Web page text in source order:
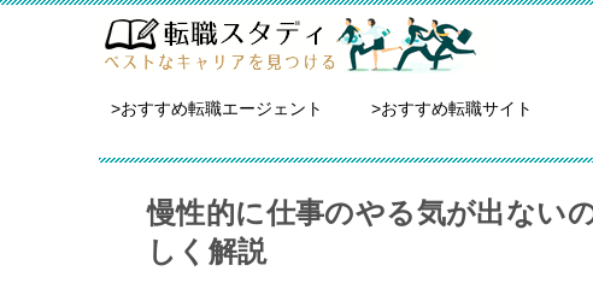
>おすすめ転職エージェント >おすすめ転職サイト
慢性的に仕事のやる気が出ない
しく解説